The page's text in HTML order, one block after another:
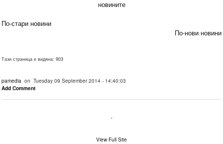
новините
По-стари новини
По-нови новини
Тази страница е видяна: 903
pamedia on Tuesday 09 September 2014 - 14:40:03
Add Comment
.
View Full Site